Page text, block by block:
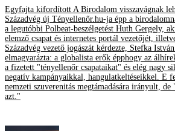
Egyfajta kifordított A Birodalom visszavágnak
Századvég új Tényellenőr.hu-ja épp a
a legutóbbi Polbeat-beszélgetést Huth Gergely,
elemző csapat és internetes portál vezetőjét,
Századvég vezető jogászát kérdezte, Stefka
elmagyarázta: a globalista erők épphogy az
a fizetett "tényellenőr csapataikat" és elég nagy
negatív kampányaikkal, hangulatkeltéseikkel. E
nemzeti szuverenitás megtámadására irányult,
azt."